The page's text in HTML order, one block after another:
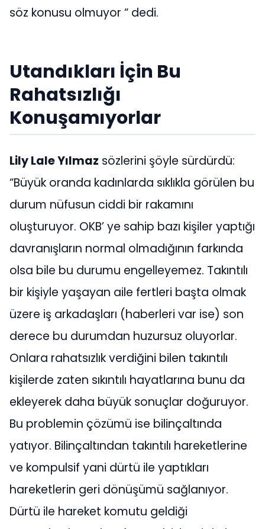
söz konusu olmuyor “ dedi.
Utandıkları İçin Bu
Rahatsızlığı
Konuşamıyorlar
Lily Lale Yılmaz sözlerini şöyle sürdürdü:
“Büyük oranda kadınlarda sıklıkla görülen bu
durum nüfusun ciddi bir rakamını
oluşturuyor. OKB’ ye sahip bazı kişiler yaptığı
davranışların normal olmadığının farkında
olsa bile bu durumu engelleyemez. Takıntılı
bir kişiyle yaşayan aile fertleri başta olmak
üzere iş arkadaşları (haberleri var ise) son
derece bu durumdan huzursuz oluyorlar.
Onlara rahatsızlık verdiğini bilen takıntılı
kişilerde zaten sıkıntılı hayatlarına bunu da
ekleyerek daha büyük sonuçlar doğuruyor.
Bu problemin çözümü ise bilinçaltında
yatıyor. Bilinçaltından takıntılı hareketlerine
ve kompulsif yani dürtü ile yaptıkları
hareketlerin geri dönüşümü sağlanıyor.
Dürtü ile hareket komutu geldiği